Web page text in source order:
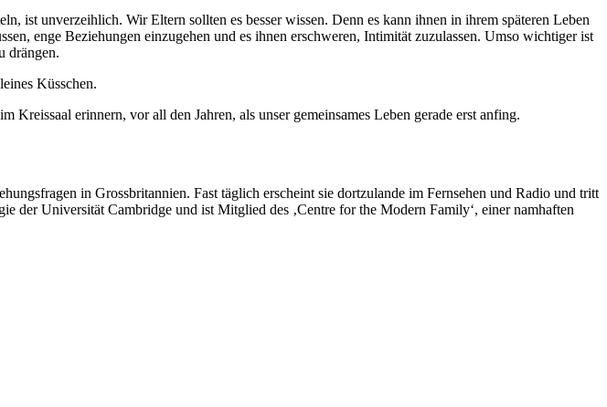
ist unverzeihlich. Wir Eltern sollten es besser wissen. Denn es kann ihnen in ihrem späteren Leben
enge Beziehungen einzugehen und es ihnen erschweren, Intimität zuzulassen. Umso wichtiger ist
drängen.
Küsschen.
erinnern, vor all den Jahren, als unser gemeinsames Leben gerade erst anfing.
in Grossbritannien. Fast täglich erscheint sie dortzulande im Fernsehen und Radio und tritt
der Universität Cambridge und ist Mitglied des ‚Centre for the Modern Family‘, einer namhaften